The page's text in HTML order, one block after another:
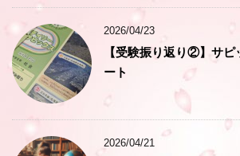
2026/04/23
【受験振り返り②】サ
ート
2026/04/21